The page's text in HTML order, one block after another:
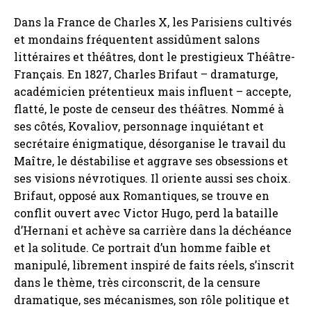
Dans la France de Charles X, les Parisiens cultivés
et mondains fréquentent assidûment salons
littéraires et théâtres, dont le prestigieux Théâtre-
Français. En 1827, Charles Brifaut – dramaturge,
académicien prétentieux mais influent – accepte,
flatté, le poste de censeur des théâtres. Nommé à
ses côtés, Kovaliov, personnage inquiétant et
secrétaire énigmatique, désorganise le travail du
Maître, le déstabilise et aggrave ses obsessions et
ses visions névrotiques. Il oriente aussi ses choix.
Brifaut, opposé aux Romantiques, se trouve en
conflit ouvert avec Victor Hugo, perd la bataille
d’Hernani et achève sa carrière dans la déchéance
et la solitude. Ce portrait d’un homme faible et
manipulé, librement inspiré de faits réels, s’inscrit
dans le thème, très circonscrit, de la censure
dramatique, ses mécanismes, son rôle politique et